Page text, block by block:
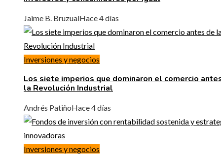
Jaime B. BruzualHace 4 días
Inversiones y negocios
Los siete imperios que dominaron el comercio
la Revolución Industrial
Andrés PatiñoHace 4 días
Inversiones y negocios